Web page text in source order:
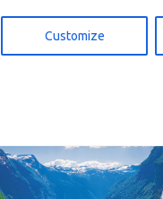
Customize
Legg i handlekurv